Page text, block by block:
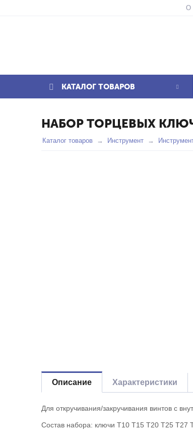
О
КАТАЛОГ ТОВАРОВ
НАБОР ТОРЦЕВЫХ
Каталог товаров Инструмент
Описание Характеристики
Для откручивания/закручивания винтов с
Состав набора: ключи Т10 Т15 Т20 Т25 Т27